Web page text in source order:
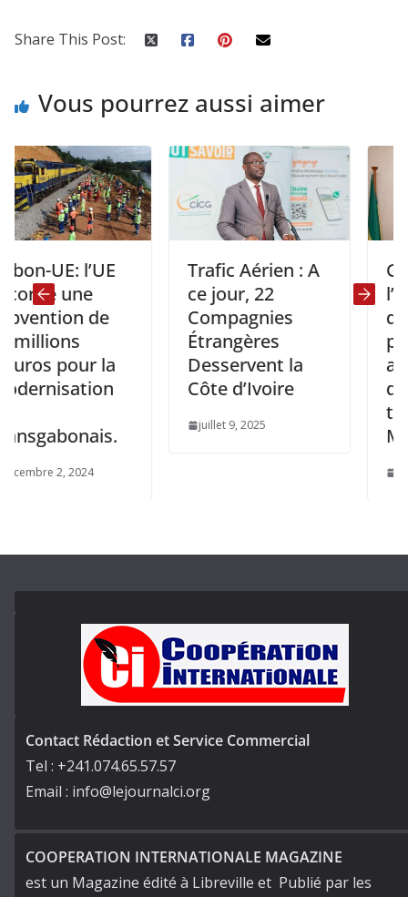
Share This Post:
Vous pourrez aussi aimer
l’UE
une
de
pour la
2, 2024
Trafic Aérien : A
ce jour, 22
Compagnies
Étrangères
Desservent la
Côte d’Ivoire
juillet 9, 2025
Gabon:
de
point
avec
d’Etat
janvier 14,
Contact Rédaction et Service Commercial
Tel : +241.074.65.57.57
Email : info@lejournalci.org
COOPERATION INTERNATIONALE MAGAZINE
est un Magazine édité à Libreville et Publié par les